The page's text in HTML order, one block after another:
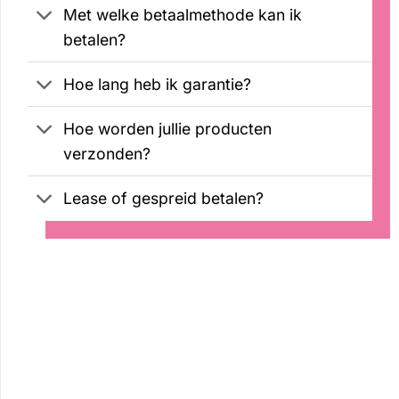
Met welke betaalmethode kan ik
betalen?
Hoe lang heb ik garantie?
Hoe worden jullie producten
verzonden?
Lease of gespreid betalen?